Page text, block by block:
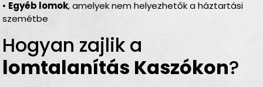
• Egyéb lomok, amelyek nem helyezhetők a háztartási
szemétbe
Hogyan zajlik a
lomtalanítás Kaszókon?